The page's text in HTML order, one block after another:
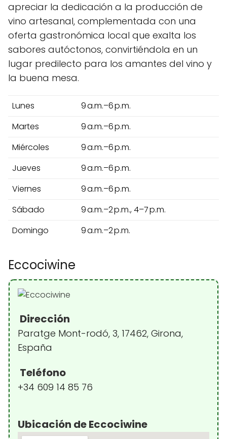
apreciar la dedicación a la producción de
vino artesanal, complementada con una
oferta gastronómica local que exalta los
sabores autóctonos, convirtiéndola en un
lugar predilecto para los amantes del vino y
la buena mesa.
Lunes
9 a.m.–6 p.m.
Martes
9 a.m.–6 p.m.
Miércoles
9 a.m.–6 p.m.
Jueves
9 a.m.–6 p.m.
Viernes
9 a.m.–6 p.m.
Sábado
9 a.m.–2 p.m., 4–7 p.m.
Domingo
9 a.m.–2 p.m.
Eccociwine
Dirección
Paratge Mont-rodó, 3, 17462, Girona,
España
Teléfono
+34 609 14 85 76
Ubicación de Eccociwine